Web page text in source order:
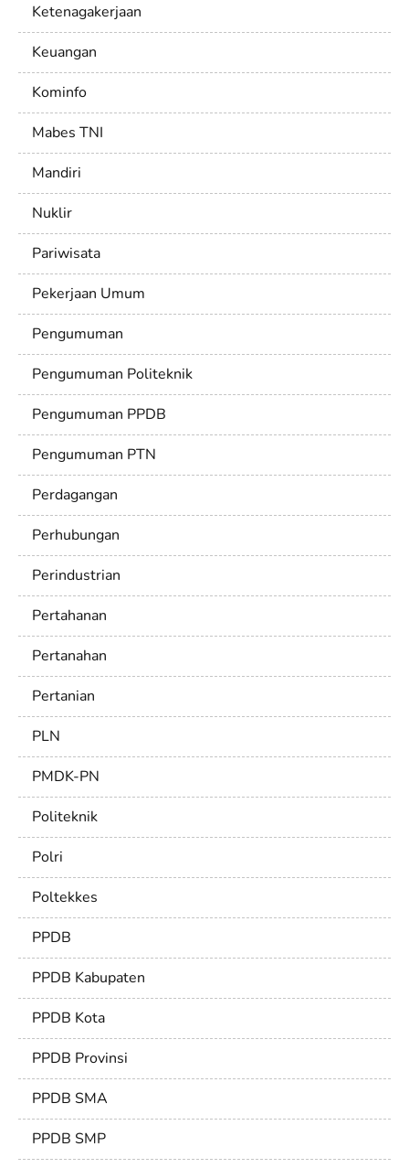
Ketenagakerjaan
Keuangan
Kominfo
Mabes TNI
Mandiri
Nuklir
Pariwisata
Pekerjaan Umum
Pengumuman
Pengumuman Politeknik
Pengumuman PPDB
Pengumuman PTN
Perdagangan
Perhubungan
Perindustrian
Pertahanan
Pertanahan
Pertanian
PLN
PMDK-PN
Politeknik
Polri
Poltekkes
PPDB
PPDB Kabupaten
PPDB Kota
PPDB Provinsi
PPDB SMA
PPDB SMP